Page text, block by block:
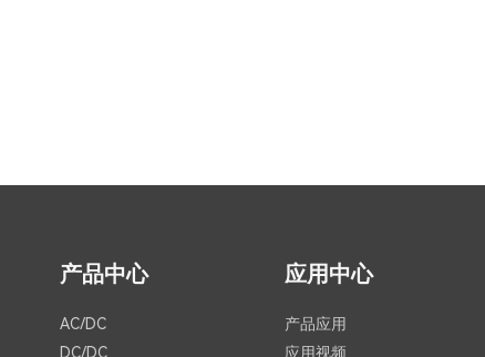
产品中心
AC/DC
DC/DC
应用中心
产品应用
应用视频